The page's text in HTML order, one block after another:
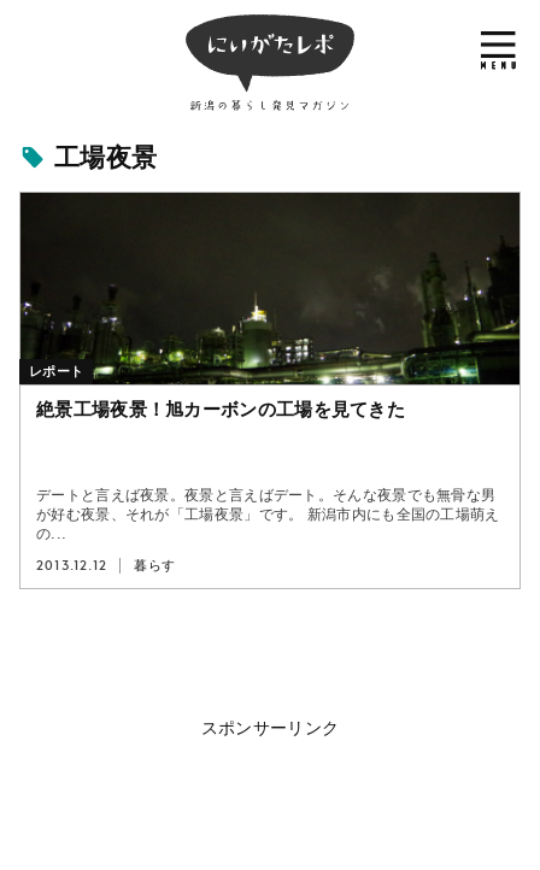
工場夜景
絶景工場夜景！旭カーボンの工場を見てきた
デートと言えば夜景。夜景と言えばデート。そんな夜景でも無骨な男
が好む夜景、それが「工場夜景」です。 新潟市内にも全国の工場萌え
の...
2013.12.12 暮らす
レポート
スポンサーリンク